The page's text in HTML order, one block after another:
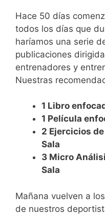
Hace 50 días
todos los días que
haríamos una serie
publicaciones
entrenadores y
Nuestras
1 Libro
1 Película
2 Ejercicios
Sala
3 Micro
Sala
Mañana vuelven a
de nuestros